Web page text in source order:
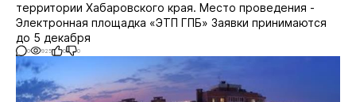
территории Хабаровского края. Место проведения -
Электронная площадка «ЭТП ГПБ» Заявки принимаются
до 5 декабря
0 925 0 0